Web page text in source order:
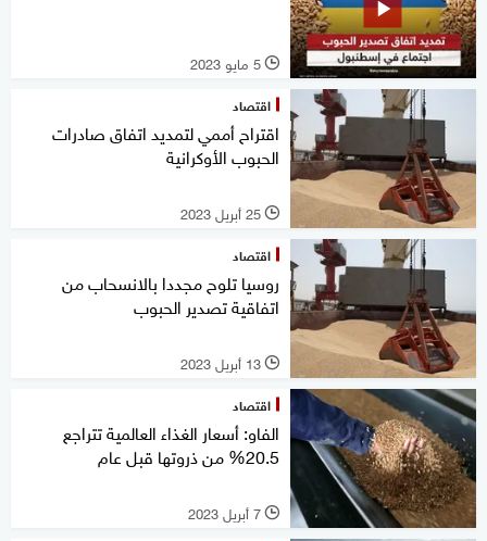
l 5 مايو 2023
اقتصاد
اقتراح أممي لتمديد اتفاق صادرات
الحبوب الأوكرانية
l 25 أبريل 2023
اقتصاد
روسيا تلوح مجددا بالانسحاب من
اتفاقية تصدير الحبوب
l 13 أبريل 2023
اقتصاد
الفاو: أسعار الغذاء العالمية تتراجع
20.5% من ذروتها قبل عام
l 7 أبريل 2023